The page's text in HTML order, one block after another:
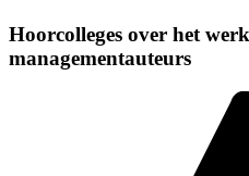
Hoorcolleges over het
managementauteurs